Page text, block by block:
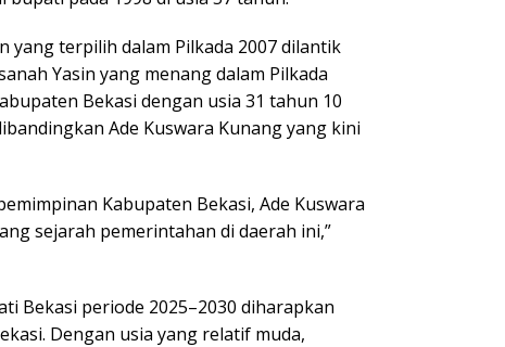
yang terpilih dalam Pilkada 2007 dilantik
Yasin yang menang dalam Pilkada
Bekasi dengan usia 31 tahun 10
Ade Kuswara Kunang yang kini
Kabupaten Bekasi, Ade Kuswara
sejarah pemerintahan di daerah ini,”
Bekasi periode 2025–2030 diharapkan
Dengan usia yang relatif muda,